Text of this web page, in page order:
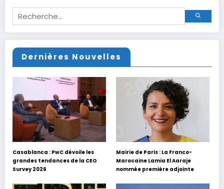
Dernières Nouvelles
Casablanca : PwC dévoile les
grandes tendances de la CEO
Survey 2026
Mairie de Paris : La Franco-
Marocaine Lamia El Aaraje
nommée première adjointe